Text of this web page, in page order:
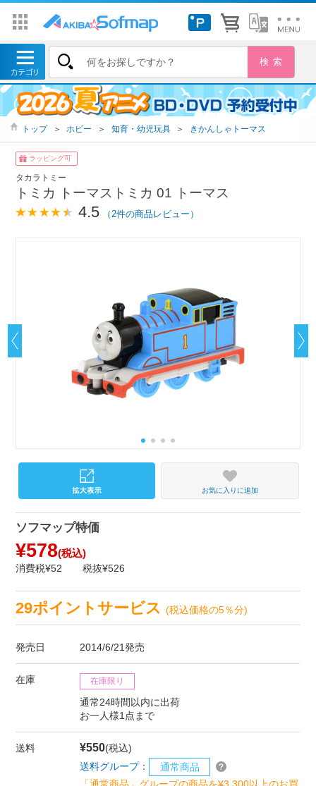
トップ ＞ ホビー ＞ 知育・幼児玩具 ＞ きかんしゃトーマス
ラッピング可
タカラトミー
トミカ トーマストミカ 01 トーマス
4.5 （2件の商品レビュー）
お気に入りに追加
ソフマップ特価
¥578(税込)
消費税¥52 税抜¥526
29ポイントサービス(税込価格の5％分)
発売日 2014/6/21発売
在庫 在庫限り
通常24時間以内に出荷
お一人様1点まで
送料 ¥550(税込)
送料グループ：
通常商品
「通常商品」グループの商品を¥3,300以上のお買